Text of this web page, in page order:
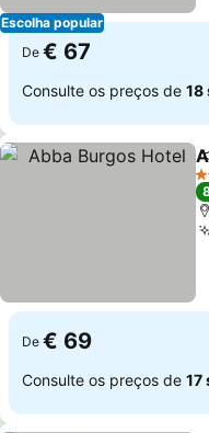
Escolha popular
De € 67
Consulte os preços de 18
4
De € 69
Consulte os preços de 17